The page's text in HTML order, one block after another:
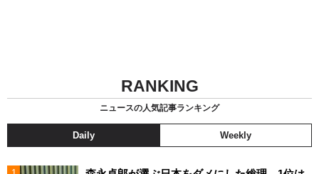
RANKING
ニュースの人気記事ランキング
Daily Weekly